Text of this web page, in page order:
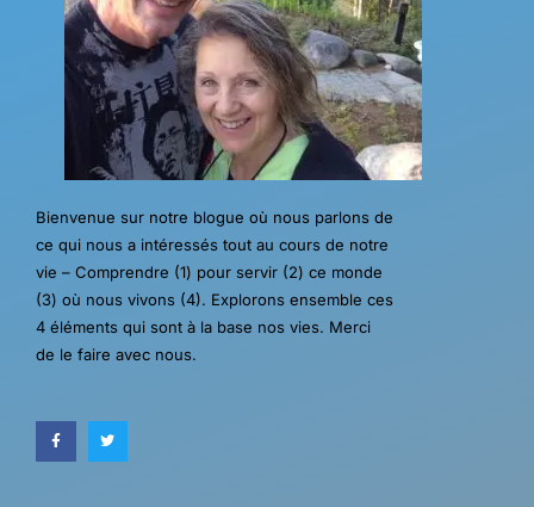
Bienvenue sur notre blogue où nous parlons de
ce qui nous a intéressés tout au cours de notre
vie – Comprendre (1) pour servir (2) ce monde
(3) où nous vivons (4). Explorons ensemble ces
4 éléments qui sont à la base nos vies. Merci
de le faire avec nous.